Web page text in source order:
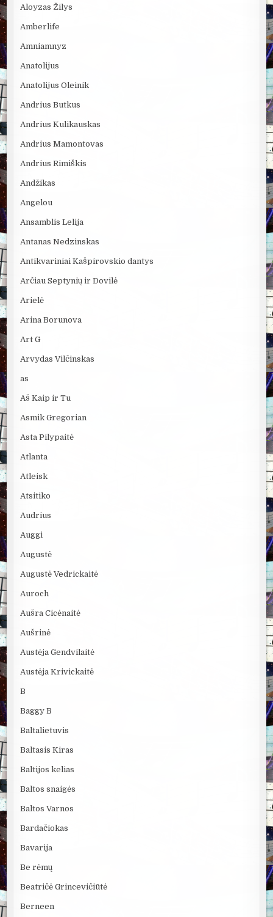
Aloyzas Žilys
Amberlife
Amniamnyz
Anatolijus
Anatolijus Oleinik
Andrius Butkus
Andrius Kulikauskas
Andrius Mamontovas
Andrius Rimiškis
Andžikas
Angelou
Ansamblis Lelija
Antanas Nedzinskas
Antikvariniai Kašpirovskio dantys
Arčiau Septynių ir Dovilė
Arielė
Arina Borunova
Art G
Arvydas Vilčinskas
as
Aš Kaip ir Tu
Asmik Gregorian
Asta Pilypaitė
Atlanta
Atleisk
Atsitiko
Audrius
Auggi
Augustė
Augustė Vedrickaitė
Auroch
Aušra Cicėnaitė
Aušrinė
Austėja Gendvilaitė
Austėja Krivickaitė
B
Baggy B
Baltalietuvis
Baltasis Kiras
Baltijos kelias
Baltos snaigės
Baltos Varnos
Bardačiokas
Bavarija
Be rėmų
Beatričė Grincevičiūtė
Berneen